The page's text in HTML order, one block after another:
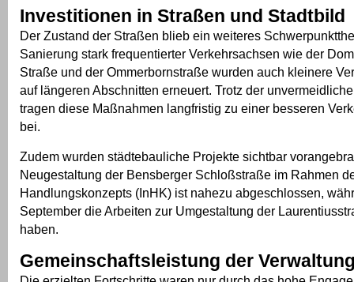
Investitionen in Straßen und Stadtbild
Der Zustand der Straßen blieb ein weiteres
Sanierung stark frequentierter Verkehrsachsen wie der
Straße und der Ommerbornstraße wurden auch kleinere
auf längeren Abschnitten erneuert. Trotz der
tragen diese Maßnahmen langfristig zu einer besseren
bei.
Zudem wurden städtebauliche Projekte sichtbar
Neugestaltung der Bensberger Schloßstraße im Rahmen
Handlungskonzepts (InHK) ist nahezu abgeschlossen,
September die Arbeiten zur Umgestaltung der
haben.
Gemeinschaftsleistung der